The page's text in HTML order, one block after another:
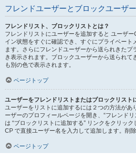
フレンドユーザーとブロックユーザー
フレンドリスト、ブロックリストとは？
フレンドリストにユーザーを追加すると ユーザ
イン状態をすぐに確認でき、すぐにプライベート
ます。さらにフレンドユーザーから送られきたプ
き表示されます。ブロックユーザーから送られて
も別の色で表示されます。
ページトップ
ユーザーをフレンドリストまたはブロックリスト
ユーザーをリストに追加するには２つの方法があ
ーザーのプロフィールページを開き、“フレンド
は “ブロックリストに追加する” リンクをクリッ
CP で直接ユーザー名を入力して追加します。削
ページトップ